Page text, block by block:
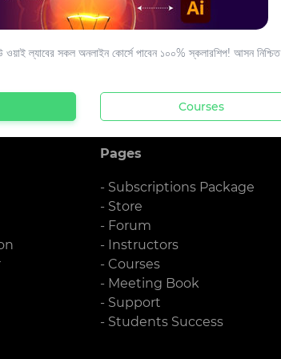
Pages
- Subscriptions Package
- Store
- Forum
- Instructors
- Courses
- Meeting Book
- Support
- Students Success
ল্যাবের সকল অনলাইন কোর্সে পাবেন ১০০% স্কলারশিপ! আসন নিশ্চিত
Courses